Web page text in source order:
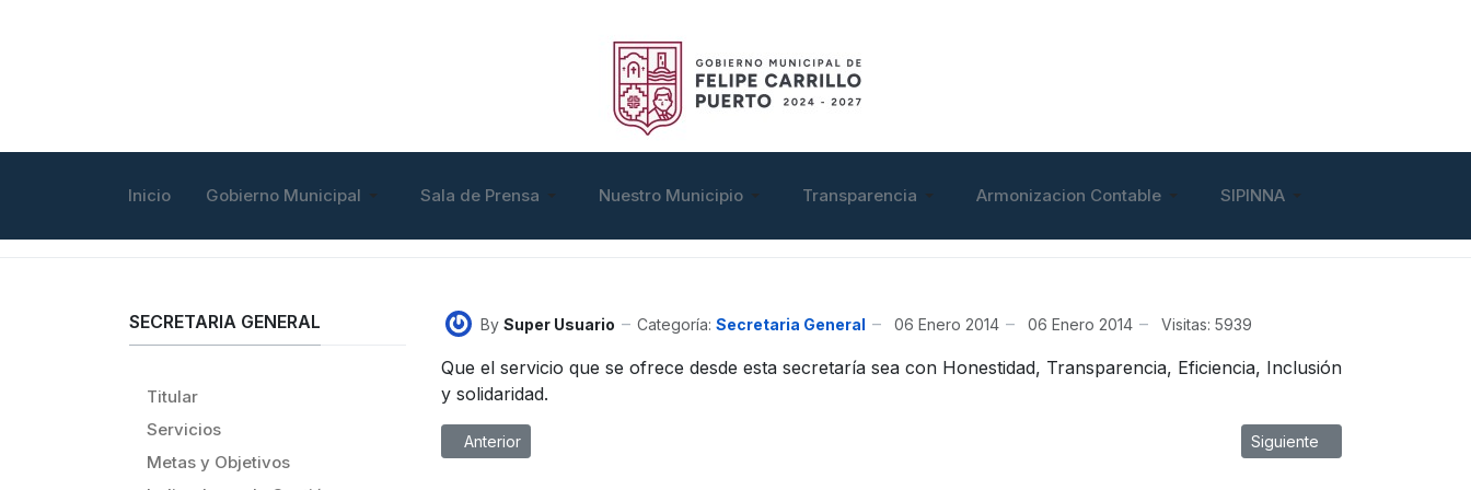
Inicio Gobierno Municipal Sala de Prensa Nuestro Municipio Transparencia Armonizacion Contable SIPINNA
By Super Usuario Categoría: Secretaria General 06 Enero 2014 06 Enero 2014 Visitas: 5939
Que el servicio que se ofrece desde esta secretaría sea con Honestidad, Transparencia, Eficiencia, Inclusión
y solidaridad.
Artículo anterior: Principio de Trabajo
Anterior Artículo siguiente: Vision
Siguiente
SECRETARIA GENERAL
Titular
Servicios
Metas y Objetivos